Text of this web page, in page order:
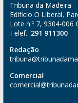
Tribuna da Madeira
Edifício O Liberal,
Lote n.º 7, 9304-
Telef.: 291 911300
Redação
Comercial